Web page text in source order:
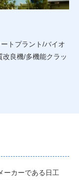
トプラント/バイオ
良機/多機能クラッ
ーカーである日工